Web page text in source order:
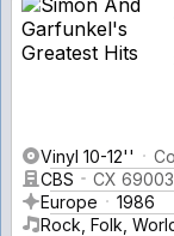
Vinyl 10-12''
CBS
CX 69003
Europe
1986
Rock, Folk,